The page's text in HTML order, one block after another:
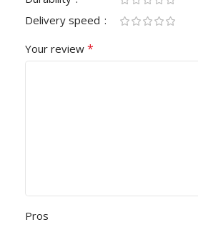
Delivery speed
Your review *
Pros